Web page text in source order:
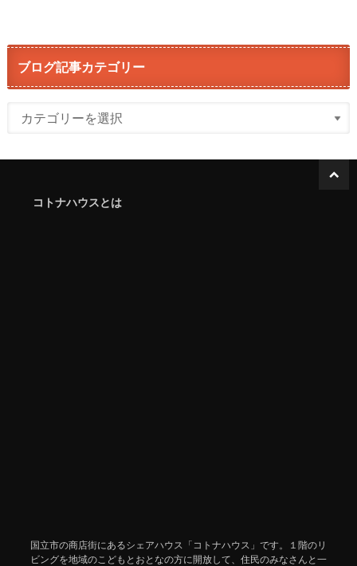
ブログ記事カテゴリー
コトナハウスとは
国立市の商店街にあるシェアハウス「コトナハウス」です。１階のリ
ビングを地域のこどもとおとなの方に開放して、住民のみなさんと一